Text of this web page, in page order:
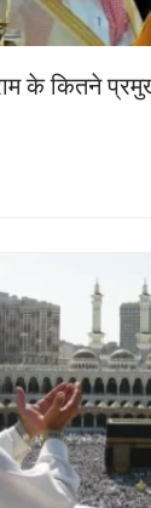
के कितने